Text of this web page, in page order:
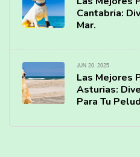
Cantabria:
Mar.
JUN 20, 2025
Las Mejores
Asturias:
Para Tu